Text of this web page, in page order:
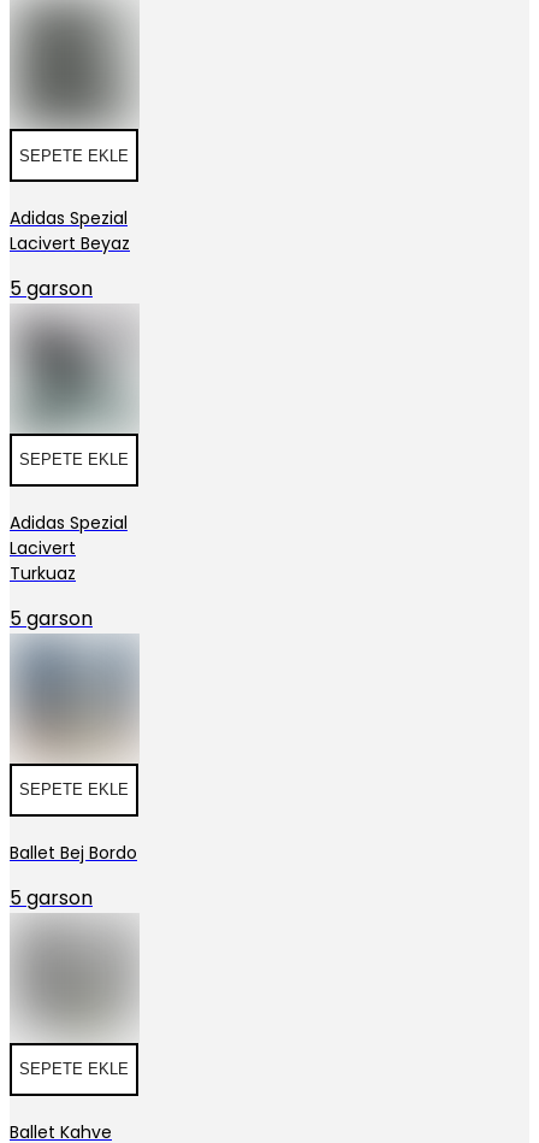
SEPETE EKLE
Adidas Spezial
Lacivert Beyaz
5 garson
SEPETE EKLE
Adidas Spezial
Lacivert
Turkuaz
5 garson
SEPETE EKLE
Ballet Bej Bordo
5 garson
SEPETE EKLE
Ballet Kahve